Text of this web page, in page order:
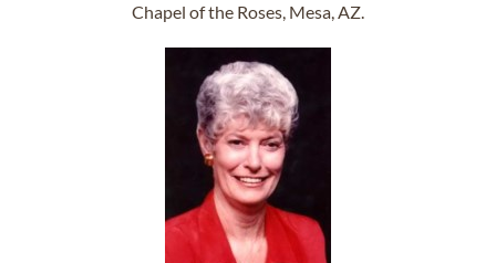
Chapel of the Roses, Mesa, AZ.